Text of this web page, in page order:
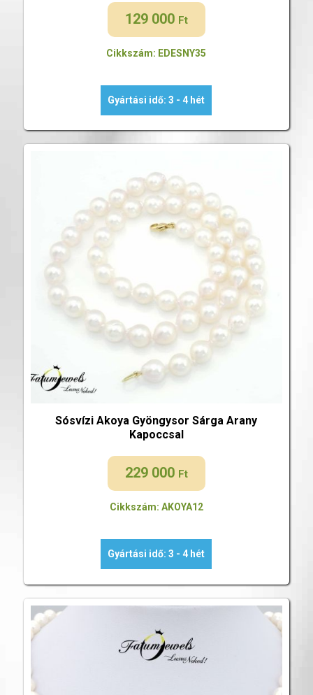
129 000 Ft
Cikkszám: EDESNY35
Gyártási idő: 3 - 4 hét
Sósvízi Akoya Gyöngysor Sárga Arany
Kapoccsal
229 000 Ft
Cikkszám: AKOYA12
Gyártási idő: 3 - 4 hét